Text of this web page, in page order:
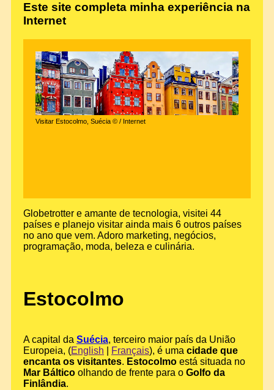
Este site completa minha experiência na
Internet
Visitar Estocolmo, Suécia © / Internet
Globetrotter e amante de tecnologia, visitei 44
países e planejo visitar ainda mais 6 outros países
no ano que vem. Adoro marketing, negócios,
programação, moda, beleza e culinária.
Estocolmo
A capital da Suécia, terceiro maior país da União
Europeia, (English Français), é uma cidade que
encanta os visitantes. Estocolmo está situada no
Mar Báltico olhando de frente para o Golfo da
Finlândia.